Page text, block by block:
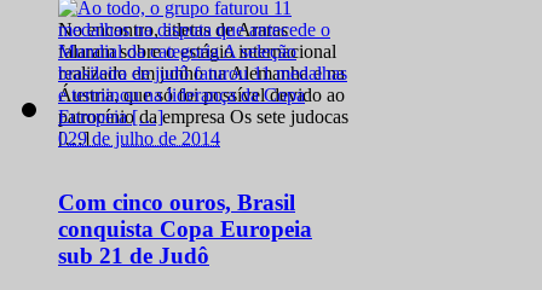
No encontro, atletas de Araras
falaram sobre o estágio internacional
realizado em junho na Alemanha e na
Áustria, que só foi possível devido ao
patrocínio da empresa Os sete judocas
[…]
029 de julho de 2014
Com cinco ouros, Brasil
conquista Copa Europeia
sub 21 de Judô